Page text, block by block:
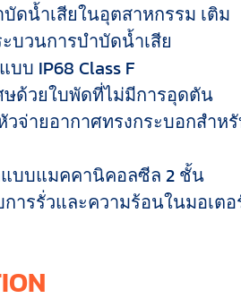
ดน้ำเสียในอุตสาหกรรม เติม
บวนการบำบัดน้ำเสีย
บบ IP68 Class F
ด้วยใบพัดที่ไม่มีการอุดตัน
จ่ายอากาศทรงกระบอกสำห
แบบแมคคานิคอลซีล 2 ชั้น
ารรั่วและความร้อนในมอเตอ